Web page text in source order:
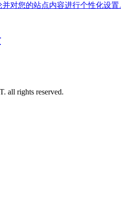
对您的站点内容进行个性化设置
all rights reserved.